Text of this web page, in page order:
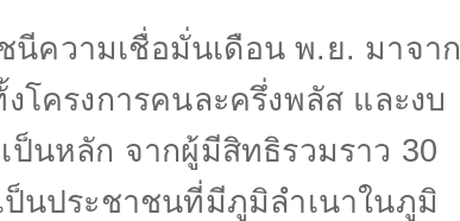
วามเชื่อมั่นเดือน พ.ย. มาจาก
โครงการคนละครึ่งพลัส และงบ
ป็นหลัก จากผู้มีสิทธิรวมราว 30
ป็นประชาชนที่มีภูมิลำเนาในภูมิ